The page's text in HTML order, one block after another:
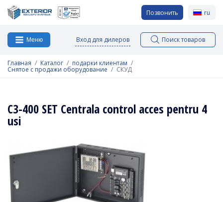
Позвонить ru
Меню Вход для дилеров Поиск товаров
Главная Каталог подарки клиентам
Снятое с продажи оборудование СКУД
C3-400 SET Centrala control acces pentru 4
usi